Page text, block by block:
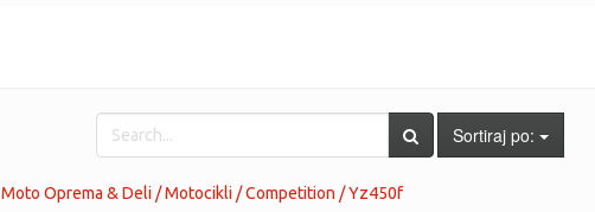
Sortiraj po:
Moto Oprema & Deli / Motocikli / Competition / Yz450f